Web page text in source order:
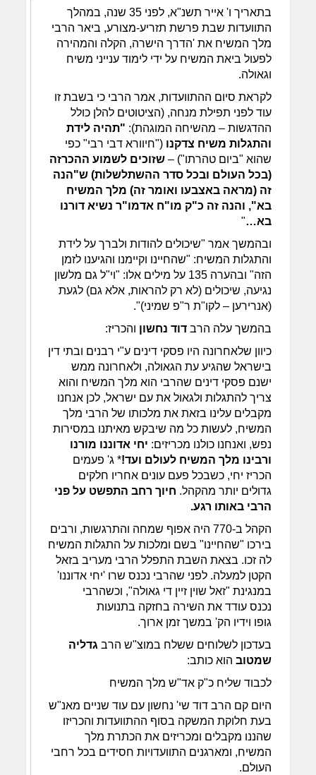
בתאריך ו' אייר תשנ"א, לפני 35 שנה, במהלך
התוועדות שבת פרשת תזריע-מצורע, ביאר הרבי
מלך המשיח את 'הדרך הישרה, הקלה והמהירה
לפעול ביאת המשיח על ידי לימוד ענייני משיח
וגאולה.
לקראת סיום ההתוועדות, אמר הרבי כי בשבת זו
עוד לפני תפילת מנחה, (הציטוטים להלן כולל
ההדגשות – מהשיחה המוגהת): "תהיה לידת
והתגלות משיח צדקנו ("חיוורא דבי רבי" כפי
שהוא "ביום טהרתו") –שזוכים לשמוע ההכרזה
(בכל העולם ובכל סדר ההשתלשלות) ש"הנה
זה (מראה באצבעו ואומר זה) מלך המשיח
בא", והנה זה כ"ק מו"ח אדמו"ר נשיא דורנו
בא…"
ובהמשך אמר "שיכולים להודות ולברך על לידת
והתגלות המשיח: "שהחיינו וקיימנו והגיענו לזמן
הזה" ובהערה 135 על מילים אלו: "וי"ל גם מלשון
נגיעה, שיכולים (לא רק להראות, אלא גם) לגעת
(אנרירען – לקו"ת ר"פ שמיני)".
בהמשך עלה הרבדוד נחשון והכריז:
כיוון שלאחרונה היו פסקי דינים ע"י רבנים ובתי דין
בישראל שהגיע עת הגאולה, ולאחרונה ממש
ישנם פסקי דינים שהרבי הוא מלך המשיח והוא
צריך להתגלות ולגאול את עם ישראל, לכן אנחנו
מקבלים עלינו בזאת את מלכותו של הרבי מלך
המשיח, לעשות כל מה שיבקש מאיתנו במסירות
נפש, ואנחנו כולנו מכריזים: יחי אדוננו מורנו
ורבינו מלך המשיח לעולם ועד!* ג' פעמים
הכריז יחי, כשבכל פעם עונים אחריו חלקים
גדולים יותר מהקהל. חיוך רחב התפשט על פני
הרבי באותו רגע.
הקהל ב-770 היה אפוף שמחה והתרגשות, ורבים
בירכו "שהחיינו" בשם ומלכות על התגלות המשיח
לה זכו. בצאת השבת התפלל הרבי מעריב בזאל
הקטן למעלה. לפני שהרבי נכנס שרו 'יחי אדוננו'
במנגינת "זאל שוין זיין די גאולה", וכשהרבי
נכנס עודד את השירה בחזקה בתנועות
גופו וידיו הק' במשך זמן ארוך.
בעדכון לשלוחים ששלח במוצ"ש הרב גדליה
שמטוב הוא כותב:
לכבוד שליח כ"ק אד"ש מלך המשיח
היום קם הרב דוד שי' נחשון עם עוד שניים מאנ"ש
בעת חלוקת המשקה בסוף ההתוועדות והכריזו
שהננו מקבלים ומכריזים את הכתרת מלך
המשיח, ומארגנים התוועדויות חסידים בכל רחבי
העולם.